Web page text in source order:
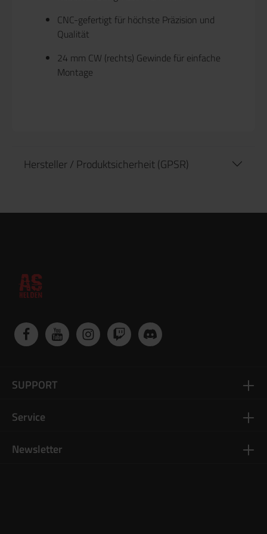
CNC-gefertigt für höchste Präzision und
Qualität
24 mm CW (rechts) Gewinde für einfache
Montage
Hersteller / Produktsicherheit (GPSR)
Newsletter
SUPPORT
Service